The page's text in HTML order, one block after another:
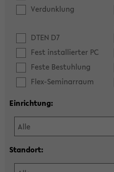
Verdunklung
DTEN D7
Fest installierter PC
Feste Bestuhlung
Flex-Seminarraum
Einrichtung:
Standort: